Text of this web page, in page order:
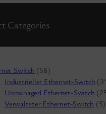
Categories
Switch (58)
Industrieller Ethernet-Switch
Unmanaged Ethernet-Switch
Verwalteter Ethernet-Switch (5)